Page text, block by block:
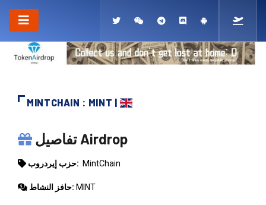
MINTCHAIN : MINT |
MINTCHAIN
تفاصيل Airdrop
حزب إيردروب: MintChain
حافز النشاط: MINT